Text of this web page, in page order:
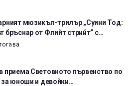
мюзикъл-трилър „Суини Тод:
бръснар от Флийт стрийт“ с…
приема Световното първенство по
за юноши и девойки…